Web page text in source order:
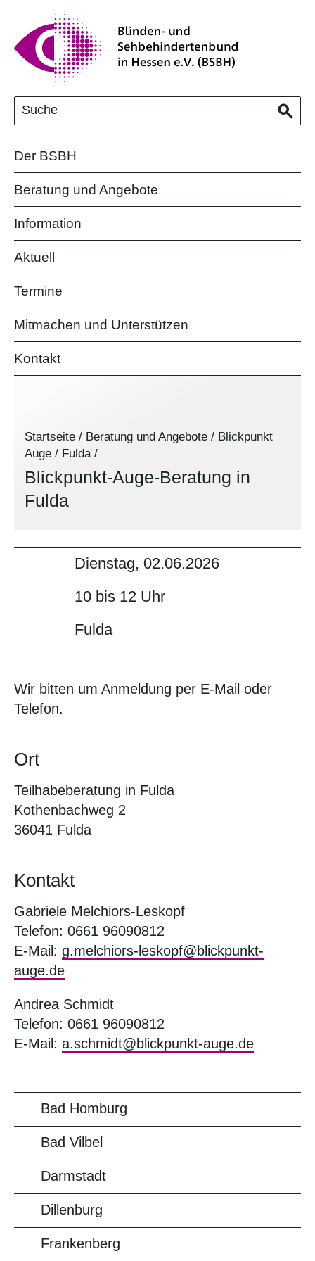
Der BSBH
Beratung und Angebote
Information
Aktuell
Termine
Mitmachen und Unterstützen
Kontakt
Startseite / Beratung und Angebote / Blickpunkt
Auge / Fulda/
Blickpunkt-Auge-Beratung in
Fulda
Dienstag, 02.06.2026
10 bis 12 Uhr
Fulda
Wir bitten um Anmeldung per E-Mail oder
Telefon.
Ort
Teilhabeberatung in Fulda
Kothenbachweg 2
36041 Fulda
Kontakt
Gabriele Melchiors-Leskopf
Telefon: 0661 96090812
E-Mail: g.melchiors-leskopf@blickpunkt-
auge.de
Andrea Schmidt
Telefon: 0661 96090812
E-Mail: a.schmidt@blickpunkt-auge.de
Bad Homburg
Bad Vilbel
Darmstadt
Dillenburg
Frankenberg